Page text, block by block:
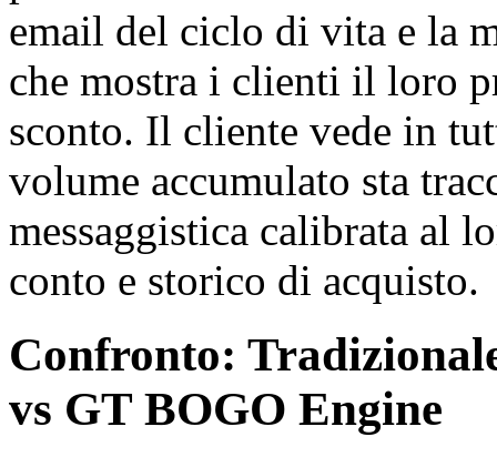
email del ciclo di vita e la
che mostra i clienti il loro
sconto. Il cliente vede in
volume accumulato sta
messaggistica calibrata al
conto e storico di acquisto.
Confronto:
vs GT BOGO Engine